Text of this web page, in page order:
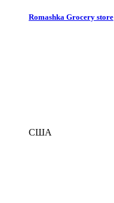
Romashka Grocery store
США